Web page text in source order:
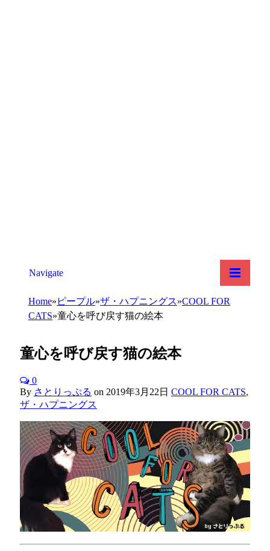
Navigate
Home» ピープル»ザ・ハプニングス»COOL FOR
CATS»童心を呼び戻す猫の絵本
童心を呼び戻す猫の絵本
0
By さとりっぷる on 2019年3月22日 COOL FOR CATS,
ザ・ハプニングス